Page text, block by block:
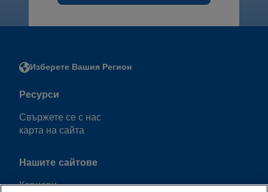
Изберете Вашия Регион
Ресурси
Свържете се с нас
карта на сайта
Нашите сайтове
Кариери